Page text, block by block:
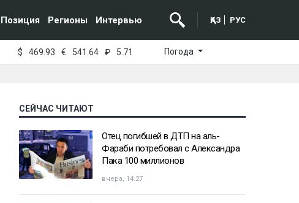
Позиция Регионы Интервью ҚАЗ РУС
$ 469.93 € 541.64 ₽ 5.71 Погода
СЕЙЧАС ЧИТАЮТ
Отец погибшей в ДТП на аль-
Фараби потребовал с Александра
Пака 100 миллионов
вчера, 14:27